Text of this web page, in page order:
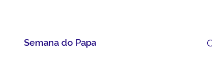
Semana do Papa